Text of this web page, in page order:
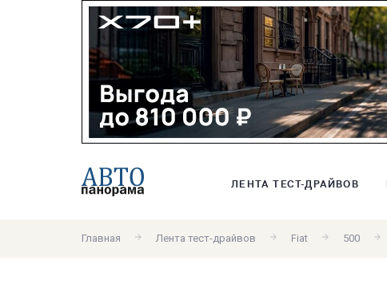
ЛЕНТА ТЕСТ-ДРАЙВОВ
Главная Лента тест-драйвов Fiat 500